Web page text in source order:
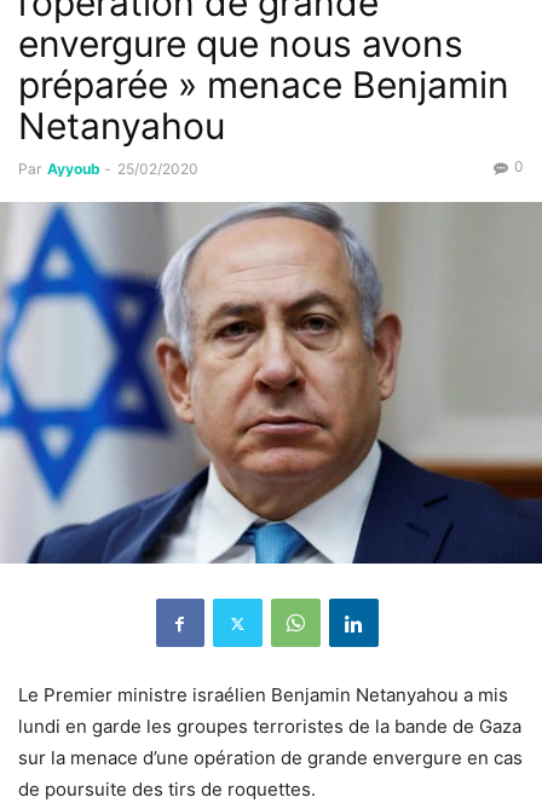
envergure que nous avons
préparée » menace Benjamin
Netanyahou
Par Ayyoub - 25/02/2020 0
Le Premier ministre israélien Benjamin Netanyahou a mis
lundi en garde les groupes terroristes de la bande de Gaza
sur la menace d’une opération de grande envergure en cas
de poursuite des tirs de roquettes.